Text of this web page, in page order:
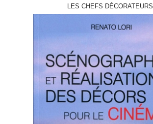
LES CHEFS DÉCORATEURS